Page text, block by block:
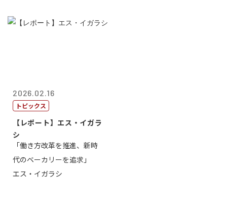
2026.02.16
トピックス
【レポート】エス・イガラ
シ
「働き方改革を推進、新時
代のベーカリーを追求」
エス・イガラシ